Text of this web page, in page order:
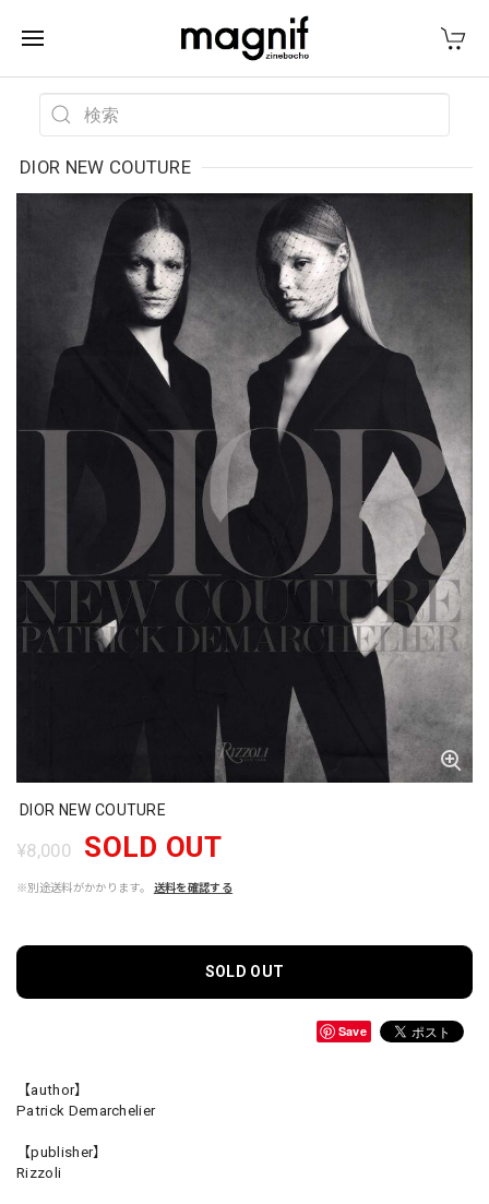
DIOR NEW COUTURE
DIOR NEW COUTURE
¥8,000 SOLD OUT
※別途送料がかかります。 送料を確認する
SOLD OUT
Save
【author】
Patrick Demarchelier
【publisher】
Rizzoli